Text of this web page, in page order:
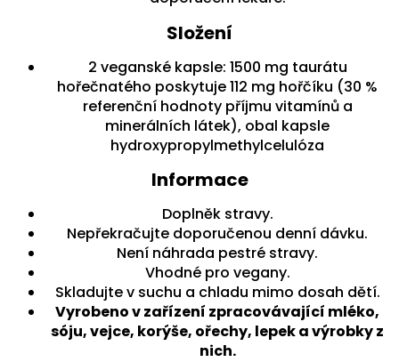
Složení
2 veganské kapsle: 1500 mg taurátu
hořečnatého poskytuje 112 mg hořčíku (30 %
referenční hodnoty příjmu vitamínů a
minerálních látek), obal kapsle
hydroxypropylmethylcelulóza
Informace
Doplněk stravy.
Nepřekračujte doporučenou denní dávku.
Není náhrada pestré stravy.
Vhodné pro vegany.
Skladujte v suchu a chladu mimo dosah dětí.
Vyrobeno v zařízení zpracovávající mléko,
sóju, vejce, korýše, ořechy, lepek a výrobky z
nich.